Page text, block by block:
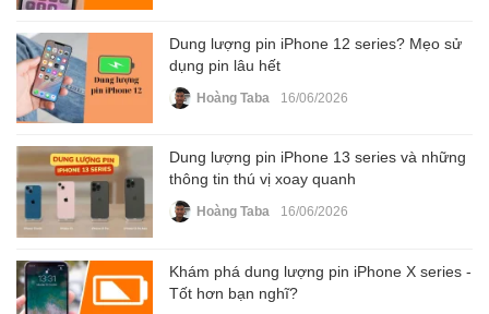
Dung lượng pin iPhone 12 series? Mẹo sử
dụng pin lâu hết
Hoàng Taba 16/06/2026
Dung lượng pin iPhone 13 series và những
thông tin thú vị xoay quanh
Hoàng Taba 16/06/2026
Khám phá dung lượng pin iPhone X series -
Tốt hơn bạn nghĩ?